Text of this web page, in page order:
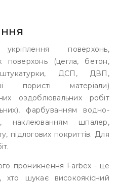
поверхонь,
поверхонь (цегла, бетон,
ДСП, ДВП,
пористі матеріали)
оздоблювальних робіт
фарбуванням водно-
наклеюванням шпалер,
підлогових покриттів. Для
проникнення Farbex - це
хто шукає високоякісний